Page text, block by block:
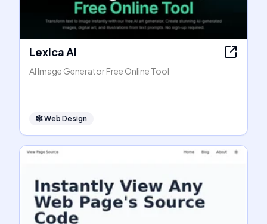
Lexica AI
AI Image Generator Free Online Tool
🕸Web Design